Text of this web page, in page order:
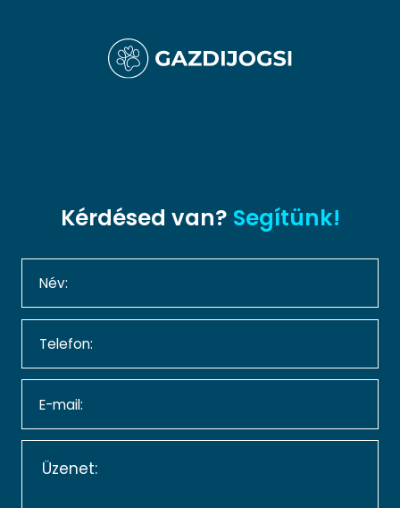
Kérdésed van? Segítünk!